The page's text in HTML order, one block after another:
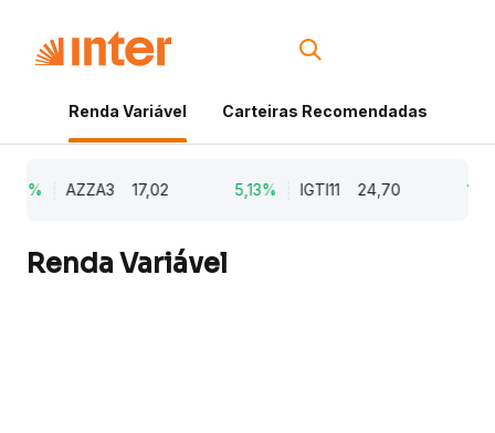
Renda Variável Carteiras Recomendadas
AZZA3 17,02 5,13% IGTI11 24,70
Renda Variável